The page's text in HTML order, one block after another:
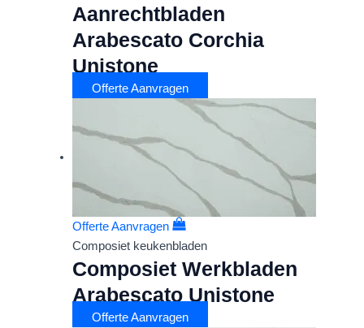
Aanrechtbladen
Arabescato Corchia
Unistone
Offerte Aanvragen
Offerte Aanvragen
Composiet keukenbladen
Composiet Werkbladen
Arabescato Unistone
Offerte Aanvragen